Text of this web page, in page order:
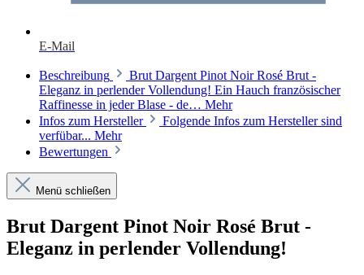
E-Mail
Beschreibung
Brut Dargent Pinot Noir Rosé Brut -
Eleganz in perlender Vollendung! Ein Hauch französischer
Raffinesse in jeder Blase - de… Mehr
Infos zum Hersteller
Folgende Infos zum Hersteller sind
verfübar... Mehr
Bewertungen
Menü schließen
Brut Dargent Pinot Noir Rosé Brut -
Eleganz in perlender Vollendung!